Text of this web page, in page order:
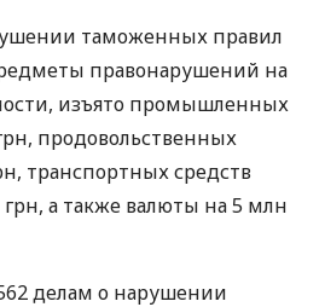
таможенных правил
правонарушений на
изъято промышленных
продовольственных
транспортных средств
а также валюты на 5 млн
делам о нарушении